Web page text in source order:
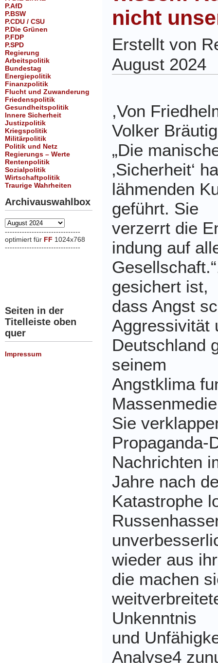
P.AfD
P.BSW
P.CDU / CSU
P.Die Grünen
P.FDP
P.SPD
Regierung
Arbeitspolitik
Bundestag
Energiepolitik
Finanzpolitik
Flucht und Zuwanderung
Friedenspolitik
Gesundheitspolitik
Innere Sicherheit
Justizpolitik
Kriegspolitik
Militärpolitik
Politik und Netz
Regierungs – Werte
Rentenpolitik
Sozialpolitik
Wirtschaftpolitik
Traurige Wahrheiten
Archivauswahlbox
Archivauswahlbox
-------------------------------
optimiert für FF 1024x768
-------------------------------
Seiten in der
Titelleiste oben
quer
Impressum
nicht
Erstellt von
August 2024
,Von
Volker
„Die
‚Sicherheit‘
lähmenden
geführt. Sie
verzerrt die
indung auf
gesichert ist,
dass Angst
Aggressivität
Deutschland
seinem
Angstklima
Sie
Propaganda-
Nachrichten
Jahre nach
Katastrophe
wieder aus
die machen
Unkenntnis
und
Analyse4